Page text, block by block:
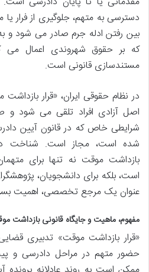
دسترسی به متهم، جلوگیری از فرار
بین رفتن ادله جرم صادر می شود
که بر حقوق شهروندی اعمال می
مستندسازی قانونی است.
در نظام حقوقی ایران، «قرار
اصل آزادی افراد تلقی می شود و
شرایطی خاص که در قانون آیین
شده است، مجاز است. شناخت
بازداشت موقت نه تنها برای
است، بلکه برای دانشجویان،
عنوان یک مرجع تخصصی، اهمیت
مفهوم، ماهیت و جایگاه قانونی بازداشت
«قرار بازداشت موقت» تدبیری
حضور متهم در مراحل دادرسی و